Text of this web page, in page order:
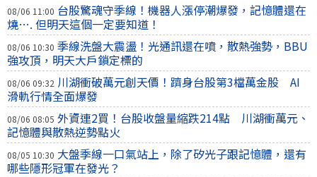
08/06 11:00 台股驚魂守季線！機器人漲停潮爆發，記憶體還在
燒…. 但明天這個一定要知道！
08/06 10:30 季線洗盤大震盪！光通訊還在噴，散熱強勢，BBU
強攻頂，明天大戶鎖定標的
08/06 09:32 川湖衝破萬元創天價！躋身台股第3檔萬金股 AI
滑軌行情全面爆發
08/06 08:05 外資連2買！台股收盤量縮跌214點 川湖衝萬元、
記憶體與散熱逆勢點火
08/05 10:30 大盤季線一口氣站上，除了矽光子跟記憶體，還有
哪些隱形冠軍在發光？